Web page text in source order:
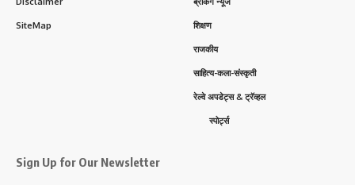
SiteMap शिक्षण
राजकीय
साहित्य-कला-संस्कृती
रेल्वे अपडेट्स & ट्रॅव्हल
स्पोर्ट्स
Sign Up for Our Newsletter